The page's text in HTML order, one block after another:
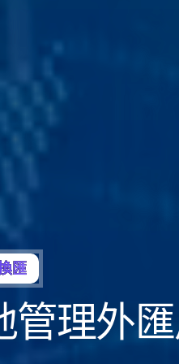
匯
管理外